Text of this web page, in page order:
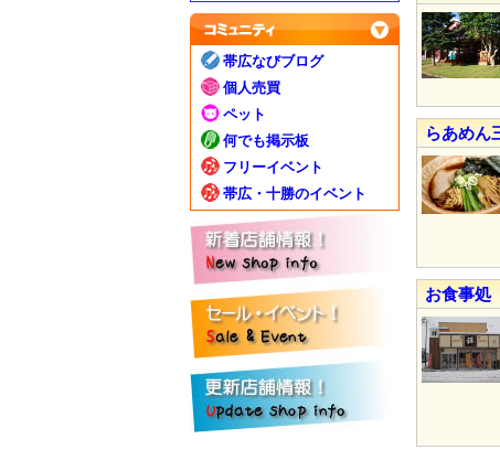
帯広なびブログ
個人売買
ペット
何でも掲示板
フリーイベント
帯広・十勝のイベント
らあめん
お食事